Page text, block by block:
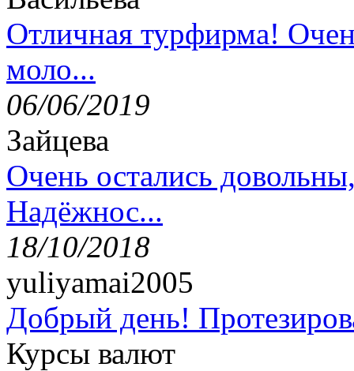
Отличная турфирма!
моло...
06/06/2019
Зайцева
Очень остались
Надёжнос...
18/10/2018
yuliyamai2005
Добрый день!
Курсы валют